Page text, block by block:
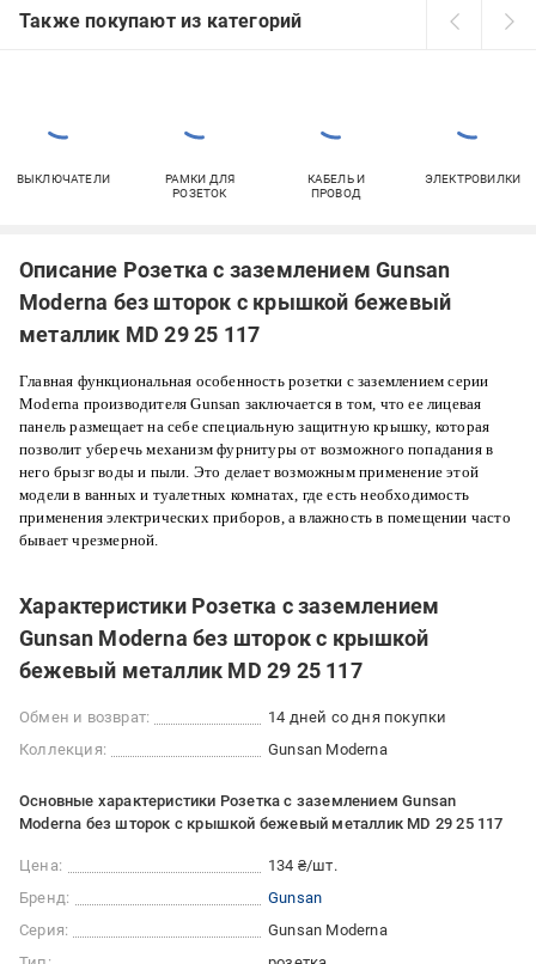
Также покупают из категорий
ВЫКЛЮЧАТЕЛИ
РАМКИ ДЛЯ
РОЗЕТОК
КАБЕЛЬ И
ПРОВОД
ЭЛЕКТРОВИЛКИ
Описание Розетка с заземлением Gunsan
Moderna без шторок с крышкой бежевый
металлик MD 29 25 117
Главная функциональная особенность розетки с заземлением серии
Moderna производителя Gunsan заключается в том, что ее лицевая
панель размещает на себе специальную защитную крышку, которая
позволит уберечь механизм фурнитуры от возможного попадания в
него брызг воды и пыли. Это делает возможным применение этой
модели в ванных и туалетных комнатах, где есть необходимость
применения электрических приборов, а влажность в помещении часто
бывает чрезмерной.
Характеристики Розетка с заземлением
Gunsan Moderna без шторок с крышкой
бежевый металлик MD 29 25 117
Обмен и возврат:
14 дней со дня покупки
Коллекция:
Gunsan Moderna
Основные характеристики Розетка с заземлением Gunsan
Moderna без шторок с крышкой бежевый металлик MD 29 25 117
Цена:
134 ₴/шт.
Бренд:
Gunsan
Серия:
Gunsan Moderna